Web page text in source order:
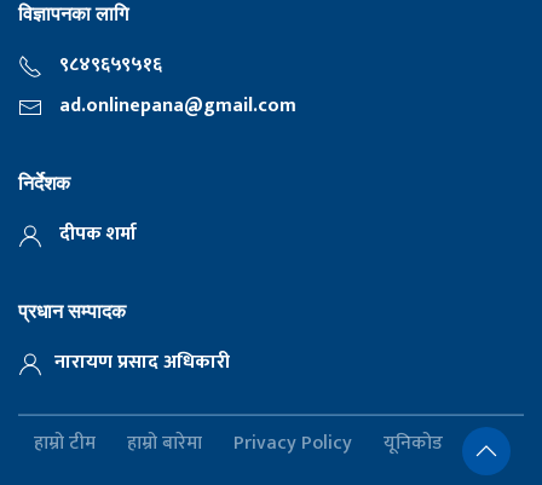
विज्ञापनका लागि
९८४९६५९५१६
ad.onlinepana@gmail.com
निर्देशक
दीपक शर्मा
प्रधान सम्पादक
नारायण प्रसाद अधिकारी
हाम्रो टीम हाम्रो बारेमा Privacy Policy यूनिकोड